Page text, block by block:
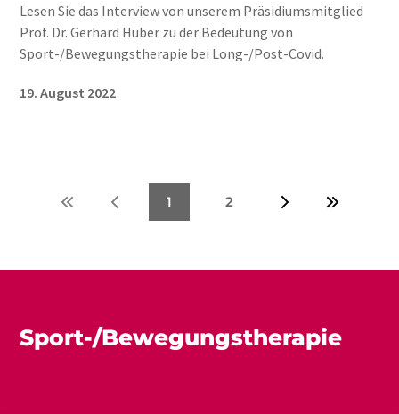
Lesen Sie das Interview von unserem Präsidiumsmitglied
Prof. Dr. Gerhard Huber zu der Bedeutung von
Sport-/Bewegungstherapie bei Long-/Post-Covid.
19. August 2022
1 2
Sport-/Bewegungstherapie